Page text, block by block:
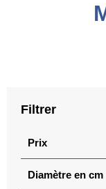
Filtrer
Prix
Diamètre en cm